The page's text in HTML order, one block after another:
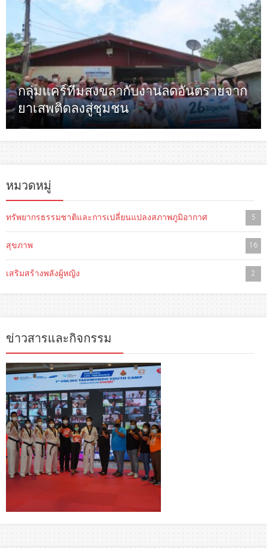
กลุ่มแคร์ทีมสงขลากับงานลดอันตรายจาก
ยาเสพติดลงสู่ชุมชน
หมวดหมู่
ทรัพยากรธรรมชาติและการเปลี่ยนแปลงสภาพภูมิอากาศ 5
สุขภาพ 16
เสริมสร้างพลังผู้หญิง 2
ข่าวสารและกิจกรรม